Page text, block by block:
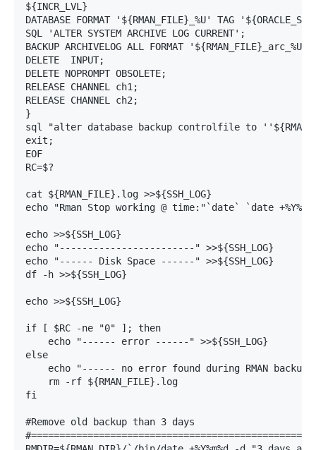
${INCR_LVL}
DATABASE FORMAT '${RMAN_FILE}_%U' TAG
SQL 'ALTER SYSTEM ARCHIVE LOG CURRENT';
BACKUP ARCHIVELOG ALL FORMAT
DELETE  INPUT;
DELETE NOPROMPT OBSOLETE;
RELEASE CHANNEL ch1;
RELEASE CHANNEL ch2;
}
sql "alter database backup controlfile to
exit;
EOF
RC=$?
cat ${RMAN_FILE}.log >>${SSH_LOG}
echo "Rman Stop working @ time:"`date` `date
echo >>${SSH_LOG}
echo "------------------------" >>${SSH_LOG}
echo "------ Disk Space ------" >>${SSH_LOG}
df -h >>${SSH_LOG}
echo >>${SSH_LOG}
if [ $RC -ne "0" ]; then
    echo "------ error ------" >>${SSH_LOG}
else
echo "------ no error found during RMAN backup
    rm -rf ${RMAN_FILE}.log
fi
#Remove old backup than 3 days